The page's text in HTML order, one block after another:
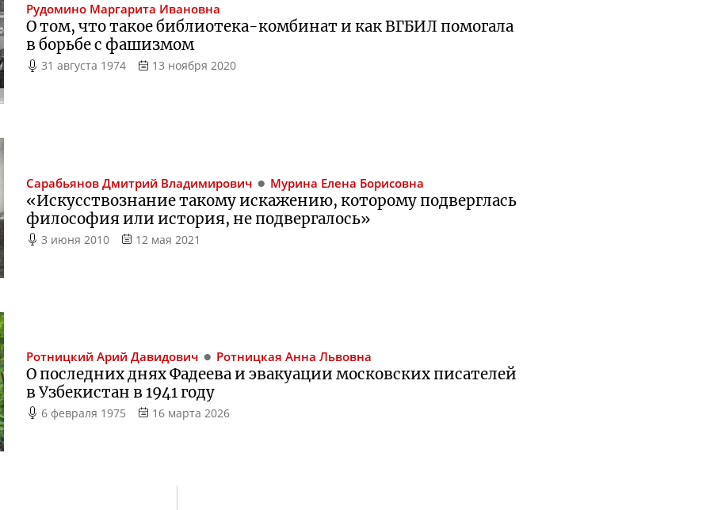
Рудомино Маргарита Ивановна
О том, что такоебиблиотека-комбинат и как ВГБИЛ помогала
в борьбе с фашизмом
31 августа 1974 13 ноября 2020
Сарабьянов Дмитрий Владимирович Мурина Елена Борисовна
«Искусствознание такому искажению, которому подверглась
философия или история, не подвергалось»
3 июня 2010 12 мая 2021
Ротницкий Арий Давидович Ротницкая Анна Львовна
О последних днях Фадеева и эвакуации московских писателей
в Узбекистан в 1941 году
6 февраля 1975 16 марта 2026